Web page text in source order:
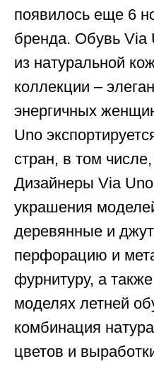
появилось еще 6
бренда. Обувь Via
из натуральной
коллекции –
энергичных
Uno
стран, в том
Дизайнеры Via
украшения
деревянные и
перфорацию и
фурнитуру, а
моделях летней
комбинация
цветов и